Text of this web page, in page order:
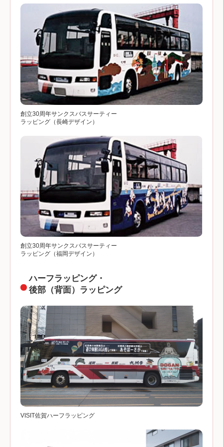
創立30周年サンクスバスサーティー
ラッピング（長崎デザイン）
創立30周年サンクスバスサーティー
ラッピング（福岡デザイン）
ハーフラッピング・
後部（背面）ラッピング
VISIT佐賀ハーフラッピング